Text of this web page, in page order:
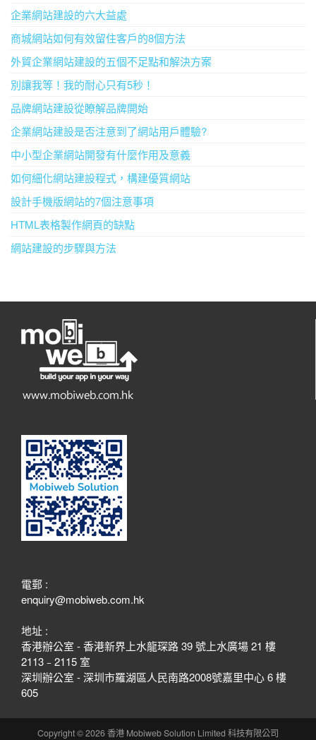
企業網站建設的六大益處
商城網站如何有效留住客戶的8個方法
外貿企業網站建設的五個不足點和解決方案
別讓我等！我的耐心只有5秒！
品牌網站建設從瞭解品牌開始
企業網站建設是否注意到了網站用戶體驗?
中小型企業網站開發有什麼作用及意義
如何細化網站建設程式，構建優質網站
設計手機版網站的7個注意事項
HTML表格製作網頁的缺點
網站建設的步驟與方法
電郵 :
enquiry@mobiweb.com.hk
地址 :
香港辦公室 - 香港新界上水龍琛路 39 號上水廣場 21 樓
2113﹣2115 室
深圳辦公室 - 深圳市羅湖區人民南路2008號嘉里中心 6 樓
605
Copyright © 2026 香港 Mobiweb Solution Limited 科技有限公司